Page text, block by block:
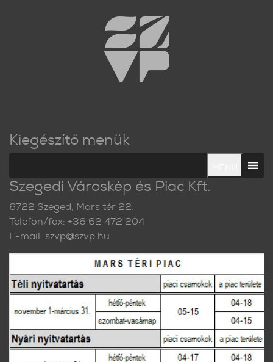
Kiegészítő menük
Szegedi Városkép és Piac Kft.
6722 Szeged, Mars tér 22.
Telefon/fax: +36 62 472 204
E-mail: szvp@szvp.hu